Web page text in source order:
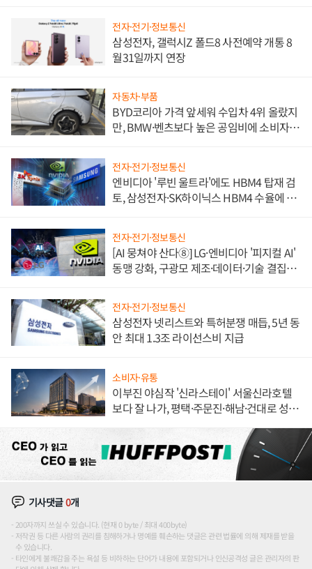
전자·전기·정보통신
삼성전자, 갤럭시Z 폴드8 사전예약 개통 8
월31일까지 연장
자동차·부품
BYD코리아 가격 앞세워 수입차 4위 올랐지
만, BMW·벤츠보다 높은 공임비에 소비자
전자·전기·정보통신
엔비디아 '루빈 울트라'에도 HBM4 탑재 검
토, 삼성전자·SK하이닉스 HBM4 수율에 주
전자·전기·정보통신
[AI 뭉쳐야 산다⑧] LG·엔비디아 '피지컬 AI'
동맹 강화, 구광모 제조·데이터·기술 결집
전자·전기·정보통신
삼성전자 넷리스트와 특허분쟁 매듭, 5년 동
안 최대 1.3조 라이선스비 지급
소비자·유통
이부진 야심작 '신라스테이' 서울신라호텔
보다 잘 나가, 평택·주문진·해남·건대로 성
기사댓글0개
200자까지 쓰실 수 있습니다. (현재 0 byte / 최대 400byte)
저작권 등 다른 사람의 권리를 침해하거나 명예를 훼손하는 댓글은 관련 법률에 의해 제재를 받을
수 있습니다.
타인에게 불쾌감을 주는 욕설 등 비하하는 단어가 내용에 포함되거나 인신공격성 글은 관리자의 판